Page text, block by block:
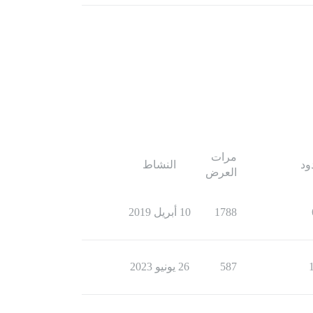
مرات
العرض
النشاط
1788 10 أبريل 2019
587 26 يونيو 2023